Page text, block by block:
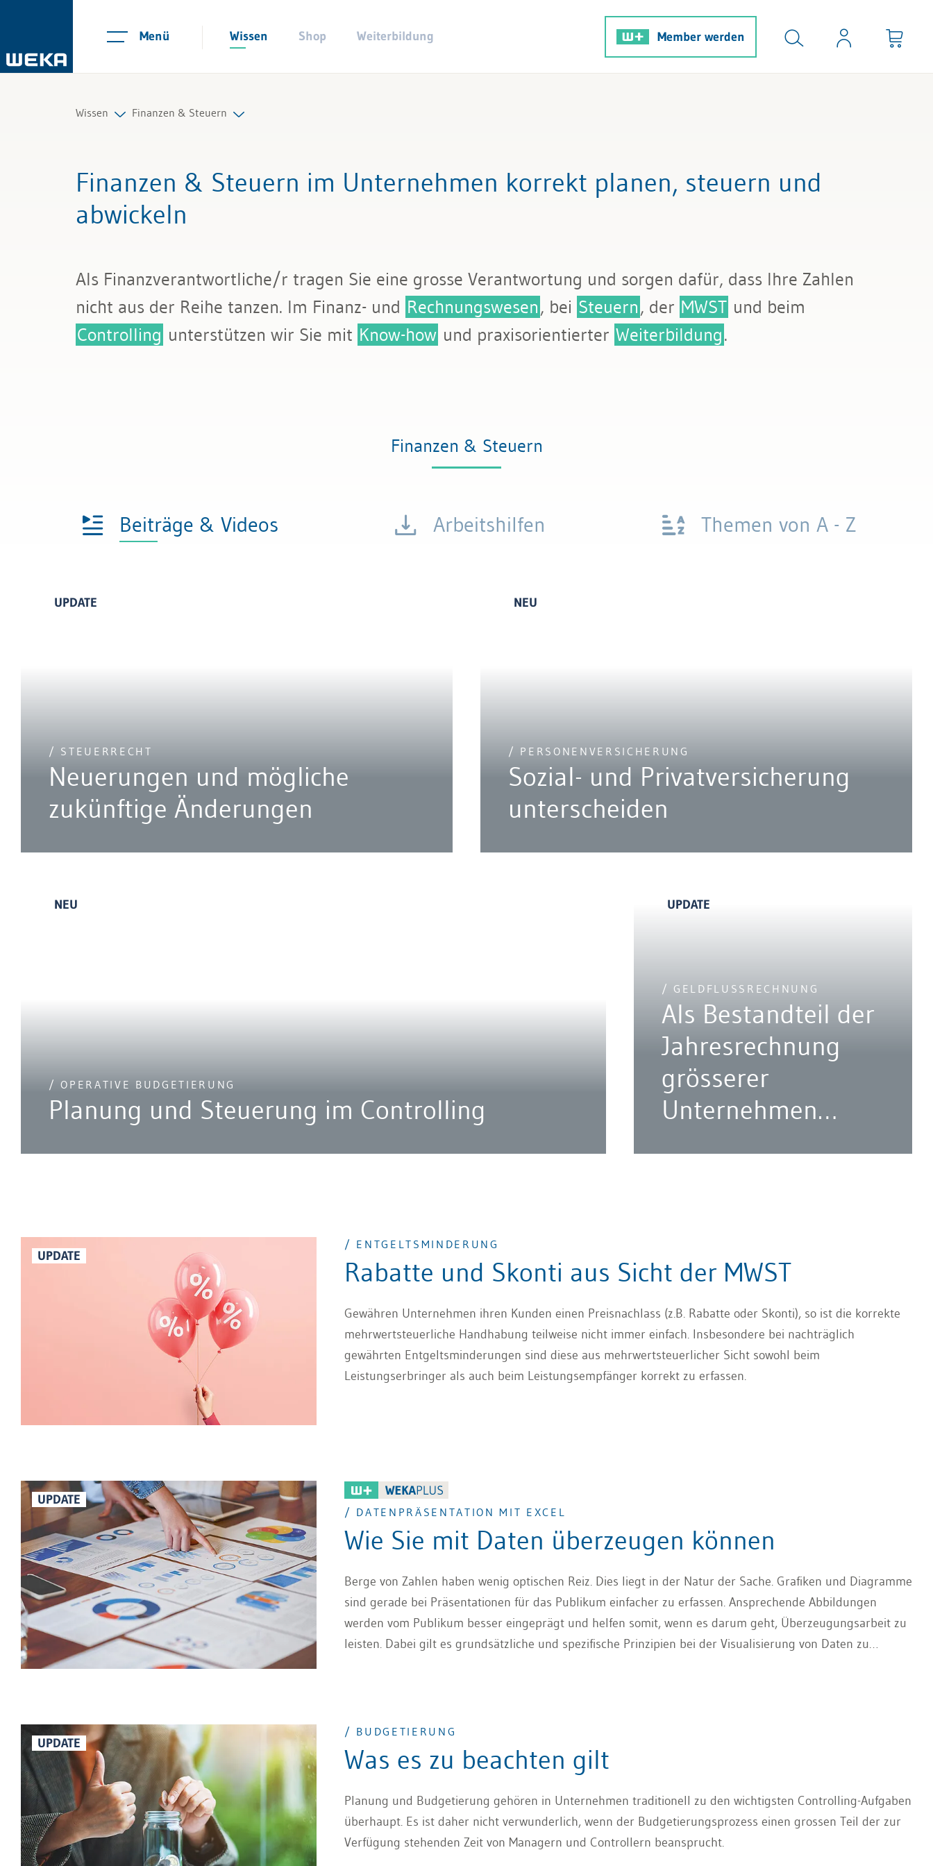
Menü Wissen Shop Weiterbildung Member werden
Wissen
Management
Führung & Kompetenzen
Bau & Immobilien
Finanzen & Steuern
Finanzmanagement
IKS und Risikomanagement
Rechnungslegung und Berichterstattung
Finanzen & Steuern im Unternehmen korrekt planen, steuern und
abwickeln
Als Finanzverantwortliche/r tragen Sie eine grosse Verantwortung und sorgen dafür, dass Ihre Zahlen
nicht aus der Reihe tanzen. Im Finanz- und Rechnungswesen, bei Steuern, der MWST und beim
Controlling unterstützen wir Sie mit Know-how und praxisorientierter Weiterbildung.
Finanzen & Steuern
Beiträge & Videos Arbeitshilfen Themen von A - Z
UPDATE
/ STEUERRECHT
Neuerungen und mögliche
zukünftige Änderungen
NEU
/ PERSONENVERSICHERUNG
Sozial- und Privatversicherung
unterscheiden
NEU
/ OPERATIVE BUDGETIERUNG
Planung und Steuerung im Controlling
UPDATE
/ GELDFLUSSRECHNUNG
Als Bestandteil der
Jahresrechnung
grösserer
Unternehmen
UPDATE
/ ENTGELTSMINDERUNG
Rabatte und Skonti aus Sicht der MWST
Gewähren Unternehmen ihren Kunden einen Preisnachlass (z.B. Rabatte oder Skonti), so ist die korrekte
mehrwertsteuerliche Handhabung teilweise nicht immer einfach. Insbesondere bei nachträglich
gewährten Entgeltsminderungen sind diese aus mehrwertsteuerlicher Sicht sowohl beim
Leistungserbringer als auch beim Leistungsempfänger korrekt zu erfassen.
UPDATE
/ DATENPRÄSENTATION MIT EXCEL
Wie Sie mit Daten überzeugen können
Berge von Zahlen haben wenig optischen Reiz. Dies liegt in der Natur der Sache. Grafiken und Diagramme
sind gerade bei Präsentationen für das Publikum einfacher zu erfassen. Ansprechende Abbildungen
werden vom Publikum besser eingeprägt und helfen somit, wenn es darum geht, Überzeugungsarbeit zu
leisten. Dabei gilt es grundsätzliche und spezifische Prinzipien bei der Visualisierung von Daten zu
UPDATE
/ BUDGETIERUNG
Was es zu beachten gilt
Planung und Budgetierung gehören in Unternehmen traditionell zu den wichtigsten Controlling-Aufgaben
überhaupt. Es ist daher nicht verwunderlich, wenn der Budgetierungsprozess einen grossen Teil der zur
Verfügung stehenden Zeit von Managern und Controllern beansprucht.